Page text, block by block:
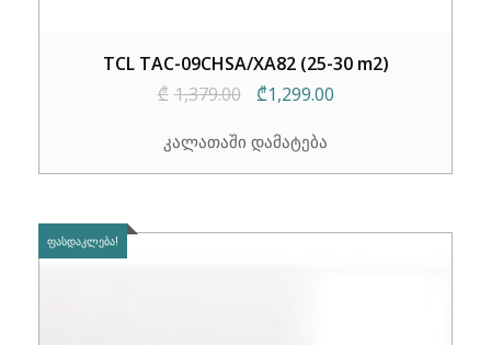
TCL TAC-09CHSA/XA82 (25-30 m2)
₾ 1,379.00
Original
was:
₾1,299.00Current
კალათაში დამატება
ᲤᲐᲡᲓᲐᲙᲚᲔᲑᲐ!